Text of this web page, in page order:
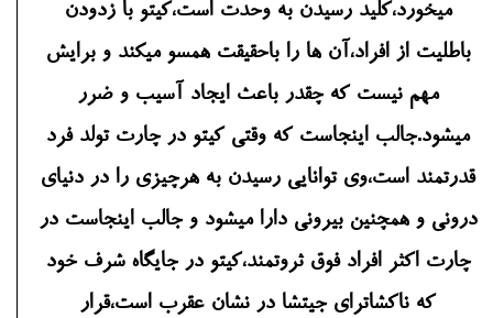
میخورد،کلید رسیدن به وحدت است،کیتو با زدودن
باطلیت از افراد،آن ها را باحقیقت همسو میکند و برایش
مهم نیست که چقدر باعث ایجاد آسیب و ضرر
میشود.جالب اینجاست که وقتی کیتو در چارت تولد فرد
قدرتمند است،وی توانایی رسیدن به هرچیزی را در دنیای
درونی و همچنین بیرونی دارا میشود و جالب اینجاست در
چارت اکثر افراد فوق ثروتمند،کیتو در جایگاه شرف خود
که ناکشاترای جیتشا در نشان عقرب است،قرار